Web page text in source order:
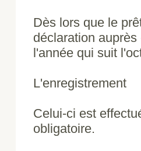
Dès lors que le
déclaration
l'année qui suit
L'enregistrement
Celui-ci est
obligatoire.